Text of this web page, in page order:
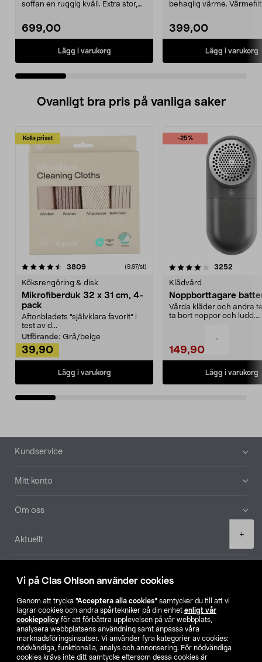
Vi på Clas Ohlson använder cookies
Genom att trycka ”Acceptera alla cookies” samtycker du till att vi
lagrar cookies och andra spårtekniker på din enhet enligt vår
cookiepolicy för att förbättra upplevelsen på vår webbplats,
analysera webbplatsens användning samt anpassa våra
marknadsföringsinsatser. Vi använder fyra kategorier av cookies:
nödvändiga, funktionella, analys och annonsering. För nödvändiga
cookies krävs inte ditt samtycke eftersom dessa cookies är
-
+
soffan en ruggig kväll. Extra stor,
699,00
Lägg i varukorg
behaglig värme.
399,00
Lägg i varukorg
Ovanligt bra pris på vanliga saker
Kolla priset
3809recensioner (9,97/st)
Köksrengöring & disk
Mikrofiberduk 32 x 31 cm, 4-
pack
Aftonbladets "självklara favorit” i
test av d...
Utförande: Grå/beige
39,90
Lägg i varukorg
-25%
4.0av 5 stjärnor 3252
Klädvård
Noppborttagare
Vårda kläder och andra
ta bort noppor och ludd.
149,90
Lägg i varukorg
4.5av 5 stjärnor
Sidfot
Kundservice
Mitt konto
Om oss
Aktuellt
Hitta butik
SE NO FI